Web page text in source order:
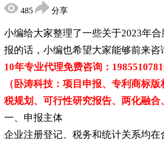
485
分享
小编给大家整理了一些关于2023年
报的话，小编也希望大家能够前来咨
10年专业代理免费咨询：
（卧涛科技：项目申报、专利商标
税规划、可行性研究报告、两化融合
一、申报主体
企业注册登记、税务和统计关系均在